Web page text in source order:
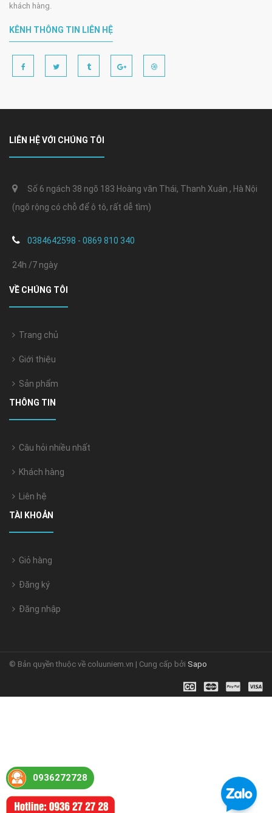
khách hàng.
KÊNH THÔNG TIN LIÊN HỆ
LIÊN HỆ VỚI CHÚNG TÔI
Số 6 ngách 38 ngõ 183 Hoàng văn Thái, Thanh Xuân , Hà Nội
(ngõ rộng có chỗ để ô tô, rất dễ tìm)
0384642598 - 0869 810 340
24h /7 ngày
VỀ CHÚNG TÔI
Trang chủ
Giới thiệu
Sản phẩm
THÔNG TIN
Câu hỏi nhiều nhất
Khách hàng
Liên hệ
TÀI KHOẢN
Giỏ hàng
Đăng ký
Đăng nhập
© Bản quyền thuộc về coluuniem.vn | Cung cấp bởi Sapo
0936272728